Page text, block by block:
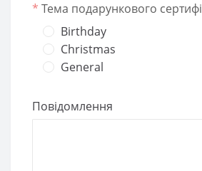
* Тема подарункового
Birthday
Christmas
General
Повідомлення